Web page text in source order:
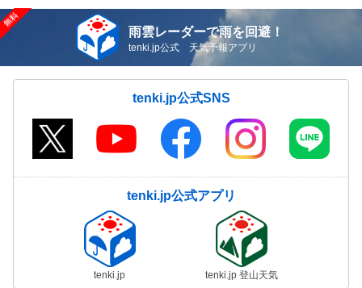
雨雲レーダーで雨を回避！
tenki.jp公式 天気予報アプリ
tenki.jp公式SNS
tenki.jp公式アプリ
tenki.jp tenki.jp 登山天気